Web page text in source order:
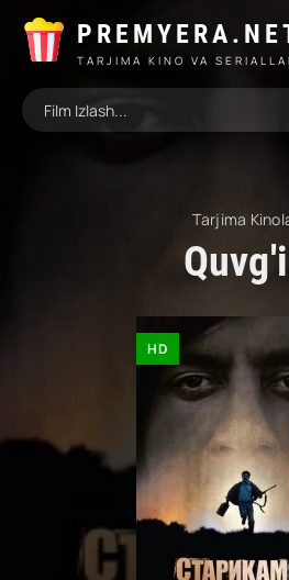
TARJIMA KINO VA
Tarjima
HD